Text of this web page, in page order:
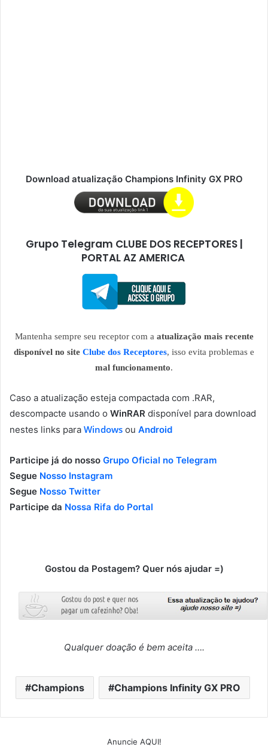
Download atualização Champions Infinity GX PRO
Grupo Telegram CLUBE DOS RECEPTORES |
PORTAL AZ AMERICA
Mantenha sempre seu receptor com a atualização mais recente
disponível no site Clube dos Receptores, isso evita problemas e
mal funcionamento.
Caso a atualização esteja compactada com .RAR,
descompacte usando o WinRAR disponível para download
nestes links para Windows ou Android
Participe já do nosso Grupo Oficial no Telegram
Segue Nosso Instagram
Segue Nosso Twitter
Participe da Nossa Rifa do Portal
Gostou da Postagem? Quer nós ajudar =)
Qualquer doação é bem aceita ….
Champions Champions Infinity GX PRO
Anuncie AQUI!